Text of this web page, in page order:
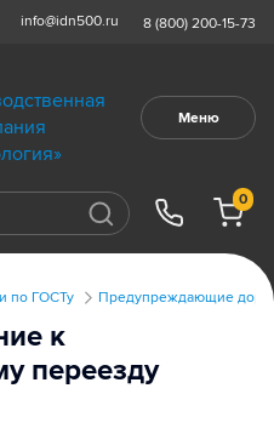
info@idn500.ru 8 (800) 200-15-73
Меню
0
по ГОСТу Предупреждающие
к
переезду